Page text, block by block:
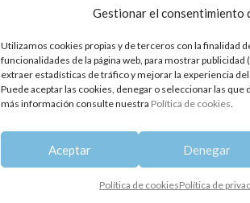
Gestionar el consentimiento
Utilizamos cookies propias y de terceros con la finalidad
funcionalidades de la página web, para mostrar
extraer estadísticas de tráfico y mejorar la experiencia
Puede aceptar las cookies, denegar o seleccionar las que
más información consulte nuestra Política de cookies.
Aceptar Denegar
Política de cookiesPolítica de
VISÍTA NUESTRA SEDE
Tienda física
Talleres de aromaterapia
Tratamientos de belleza
Ayurveda
Aromaterapia y bienestar
Cambios
Formas de
Formas de